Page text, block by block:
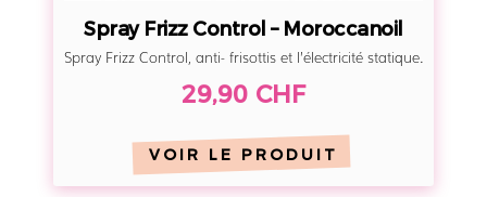
r
o
l
M
o
Spray Frizz Control – Moroccanoil
Spray Frizz Control, anti- frisottis et l’électricité statique.
29,90 CHF
VOIR LE PRODUIT